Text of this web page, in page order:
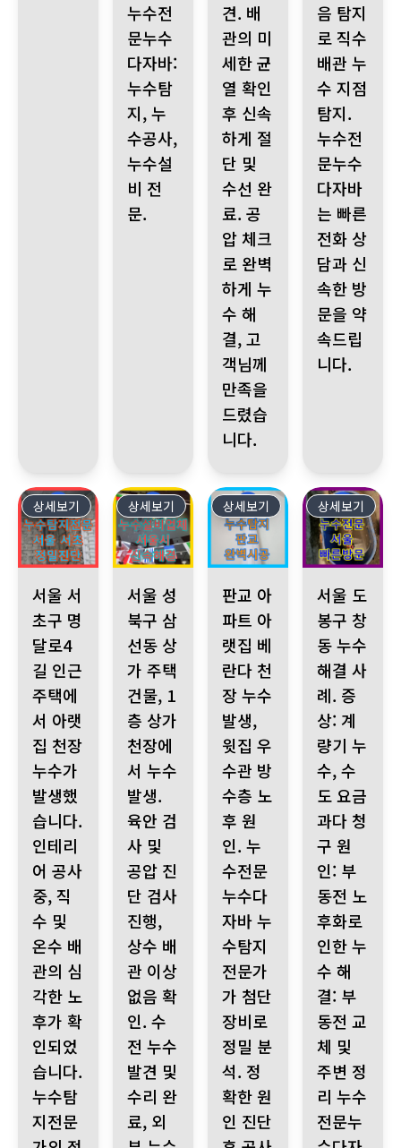
누수전
문누수
다자바:
누수탐
지, 누
수공사,
누수설
비 전
문.
견. 배
관의 미
세한 균
열 확인
후 신속
하게 절
단 및
수선 완
료. 공
압 체크
로 완벽
하게 누
수 해
결, 고
객님께
만족을
드렸습
니다.
음 탐지
로 직수
배관 누
수 지점
탐지.
누수전
문누수
다자바
는 빠른
전화 상
담과 신
속한 방
문을 약
속드립
니다.
565
상세보기
서울 서
초구 명
달로4
길 인근
주택에
서 아랫
집 천장
누수가
발생했
습니다.
인테리
어 공사
중, 직
수 및
온수 배
관의 심
각한 노
후가 확
인되었
습니다.
누수탐
지전문
564
상세보기
서울 성
북구 삼
선동 상
가 주택
건물, 1
층 상가
천장에
서 누수
발생.
육안 검
사 및
공압 진
단 검사
진행,
상수 배
관 이상
없음 확
인. 수
전 누수
발견 및
수리 완
료, 외
563
상세보기
판교 아
파트 아
랫집 베
란다 천
장 누수
발생,
윗집 우
수관 방
수층 노
후 원
인. 누
수전문
누수다
자바 누
수탐지
전문가
가 첨단
장비로
정밀 분
석. 정
확한 원
인 진단
562
상세보기
서울 도
봉구 창
동 누수
해결 사
례. 증
상: 계
량기 누
수, 수
도 요금
과다 청
구 원
인: 부
동전 노
후화로
인한 누
수 해
결: 부
동전 교
체 및
주변 정
리 누수
전문누